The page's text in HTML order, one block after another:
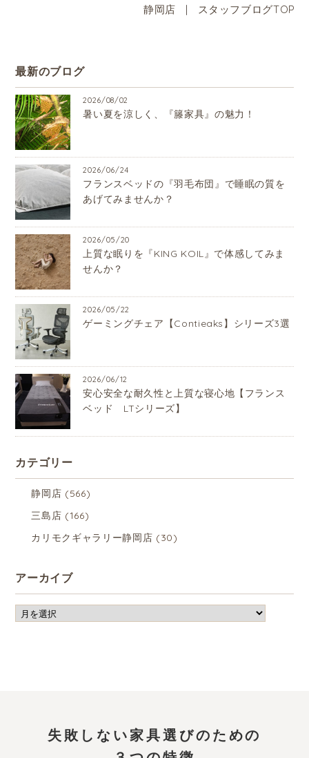
静岡店 | スタッフブログTOP
最新のブログ
2026/08/02
暑い夏を涼しく、『籐家具』の魅力！
2026/06/24
フランスベッドの『羽毛布団』で睡眠の質を
あげてみませんか？
2026/05/20
上質な眠りを『KING KOIL』で体感してみま
せんか？
2026/05/22
ゲーミングチェア【Contieaks】シリーズ3選
2026/06/12
安心安全な耐久性と上質な寝心地【フランス
ベッド LTシリーズ】
カテゴリー
静岡店 (566)
三島店 (166)
カリモクギャラリー静岡店 (30)
アーカイブ
失敗しない家具選びのための